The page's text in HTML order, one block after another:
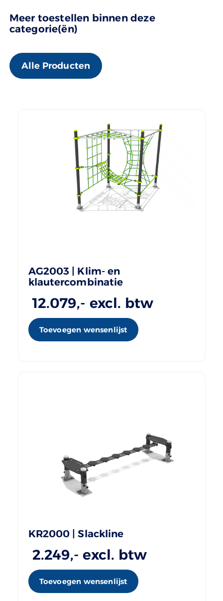
Meer toestellen binnen deze
categorie(ën)
Alle Producten
AG2003 | Klim- en
klautercombinatie
12.079,- excl. btw
Toevoegen wensenlijst
KR2000 | Slackline
2.249,- excl. btw
Toevoegen wensenlijst